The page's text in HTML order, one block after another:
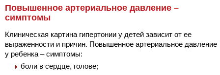
Повышенное артериальное давление –
симптомы
Клиническая картина гипертонии у детей зависит от ее
выраженности и причин. Повышенное артериальное давление
у ребенка – симптомы:
боли в сердце, голове;